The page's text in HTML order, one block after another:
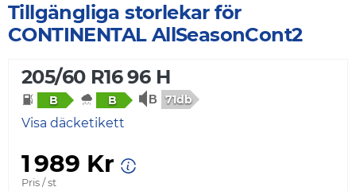
Tillgängliga storlekar för
CONTINENTAL AllSeasonCont2
205/60 R16 96 H
B B 71db
Visa däcketikett
1 989 Kr
Pris / st